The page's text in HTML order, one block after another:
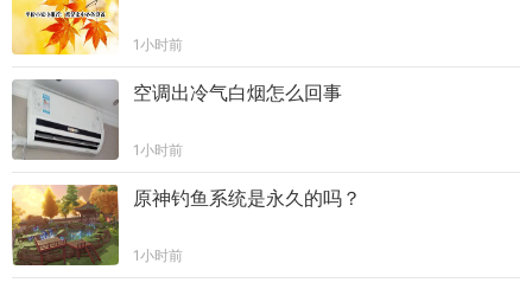
1小时前
空调出冷气白烟怎么回事
1小时前
原神钓鱼系统是永久的吗？
1小时前